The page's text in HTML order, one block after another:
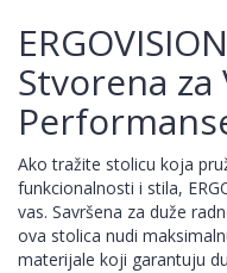
Stvorena
Ako tražite stolicu koja
funkcionalnosti i stila,
vas. Savršena za duže
ova stolica nudi
materijale koji garantuju